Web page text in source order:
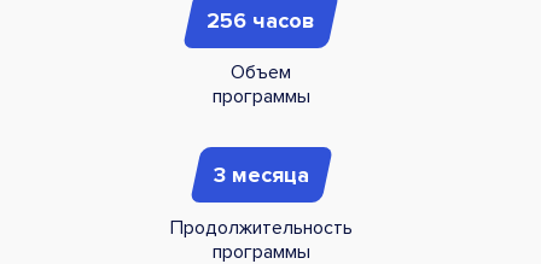
256 часов
Объем
программы
3 месяца
Продолжительность
программы